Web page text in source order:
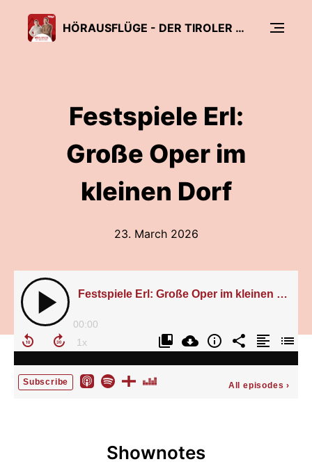
HÖRAUSFLÜGE - DER TIROLER REISE-PODCAST
Festspiele Erl:
Große Oper im
kleinen Dorf
23. March 2026
Festspiele Erl: Große Oper im kleinen Dorf
00:00
Subscribe All episodes ›
Shownotes